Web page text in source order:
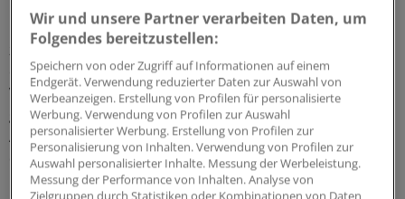
Denn das Vorhalten von Notfallkapazitäten benötige
zwingend weder eine öffentliche Bereitstellung noch
eine Steuerfinanzierung. Angesichts der
Versicherungspflicht in Deutschland ließen sich politisch
gewünschte Versorgungskapazitäten auch durch private
Akteure bereitstellen – entscheidend sei allein, ob die
dafür nötigen Ressourcen im Gesundheitssystem auch
refinanziert werden.
Wir und unsere Partner verarbeiten Daten, um
Folgendes bereitzustellen:
Speichern von oder Zugriff auf Informationen auf einem
Endgerät. Verwendung reduzierter Daten zur Auswahl von
Werbeanzeigen. Erstellung von Profilen für personalisierte
Werbung. Verwendung von Profilen zur Auswahl
personalisierter Werbung. Erstellung von Profilen zur
Personalisierung von Inhalten. Verwendung von Profilen zur
Auswahl personalisierter Inhalte. Messung der Werbeleistung.
Messung der Performance von Inhalten. Analyse von